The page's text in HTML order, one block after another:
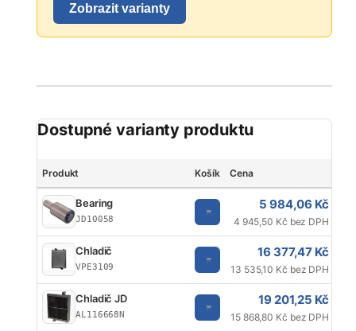
Zobrazit varianty
Dostupné varianty produktu
Produkt Košík Cena
Bearing
JD10058
5 984,06 Kč
4 945,50 Kč bez DPH
Chladič
VPE3109
16 377,47 Kč
13 535,10 Kč bez DPH
Chladič JD
AL116668N
19 201,25 Kč
15 868,80 Kč bez DPH